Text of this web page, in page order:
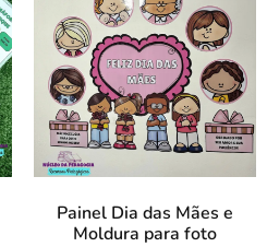
Painel Dia das Mães e
Moldura para foto